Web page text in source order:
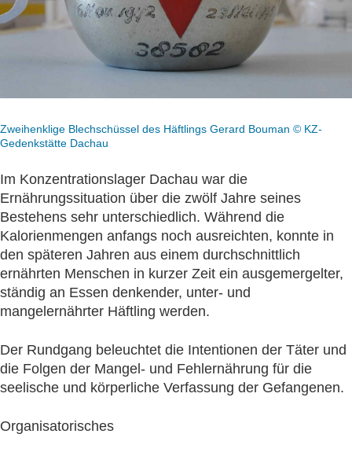
Zweihenklige Blechschüssel des Häftlings Gerard Bouman © KZ-
Gedenkstätte Dachau
Im Konzentrationslager Dachau war die
Ernährungssituation über die zwölf Jahre seines
Bestehens sehr unterschiedlich. Während die
Kalorienmengen anfangs noch ausreichten, konnte in
den späteren Jahren aus einem durchschnittlich
ernährten Menschen in kurzer Zeit ein ausgemergelter,
ständig an Essen denkender, unter- und
mangelernährter Häftling werden.
Der Rundgang beleuchtet die Intentionen der Täter und
die Folgen der Mangel- und Fehlernährung für die
seelische und körperliche Verfassung der Gefangenen.
Organisatorisches